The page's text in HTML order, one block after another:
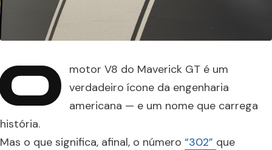
motor V8 do Maverick GT é um
verdadeiro ícone da engenharia
americana — e um nome que carrega
história.
Mas o que significa, afinal, o número “302” que